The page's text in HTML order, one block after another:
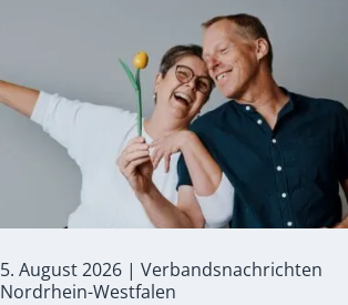
5. August 2026 | Verbandsnachrichten
Nordrhein-Westfalen